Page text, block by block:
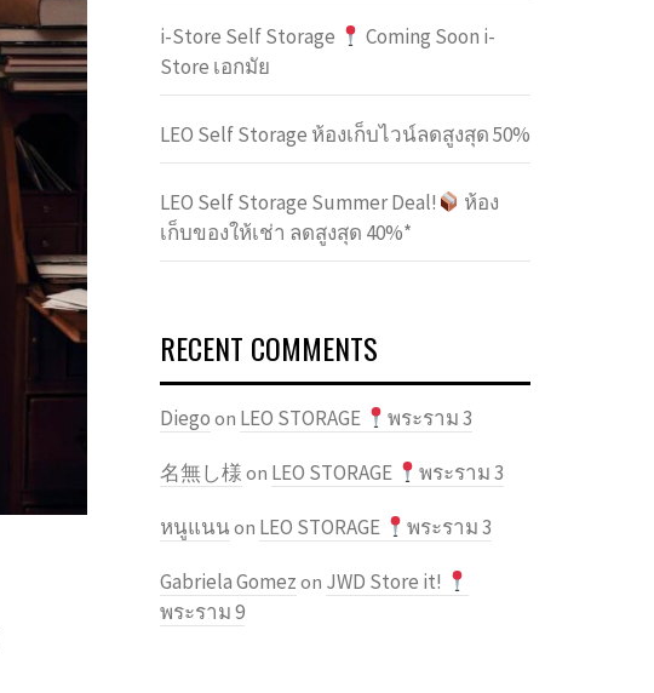
i-Store Self Storage
Coming Soon i-
Store เอกมัย
LEO Self Storage ห้องเก็บไวน์ลดสูงสุด 50%
LEO Self Storage Summer Deal!
ห้อง
เก็บของให้เช่า ลดสูงสุด 40%*
RECENT COMMENTS
Diego on LEO STORAGE พระราม 3
名無し様 on LEO STORAGE พระราม 3
หนูแนน on LEO STORAGE พระราม 3
Gabriela Gomez on JWD Store it!
พระราม 9